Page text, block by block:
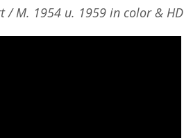
/ M. 1954 u. 1959 in color & HD